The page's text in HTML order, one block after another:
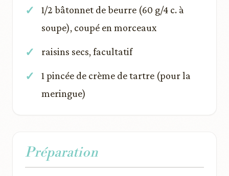
1/2 bâtonnet de beurre (60 g/4 c. à
soupe), coupé en morceaux
raisins secs, facultatif
1 pincée de crème de tartre (pour la
meringue)
Préparation